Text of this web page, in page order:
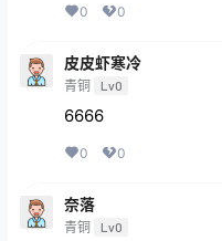
0 0
皮皮虾寒冷
青铜 Lv0
6666
0 0
奈落
青铜 Lv0